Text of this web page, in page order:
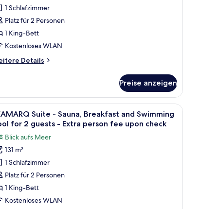
1 Schlafzimmer
Platz für 2 Personen
1 King-Bett
Kostenloses WLAN
Details
Preise anzeigen
Fenster.Bett, einem Fernseher und Blick auf das Meer.
Ein modernes Hotelzimmer mit einem
5
Suite - Sauna, Breakfast and Swimming
for 2 guests - Extra person fee upon check
Blick aufs Meer
131 m²
1 Schlafzimmer
Platz für 2 Personen
1 King-Bett
Kostenloses WLAN